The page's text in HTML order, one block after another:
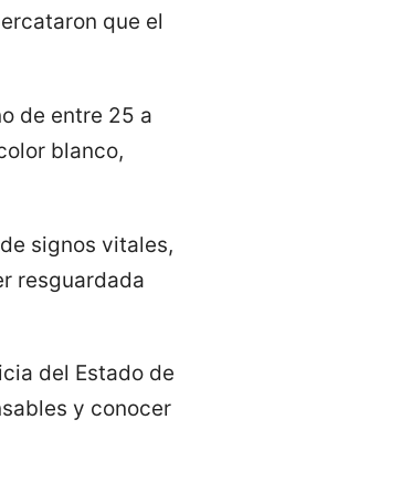
que el
de entre 25 a
blanco,
signos vitales,
resguardada
del Estado de
y conocer